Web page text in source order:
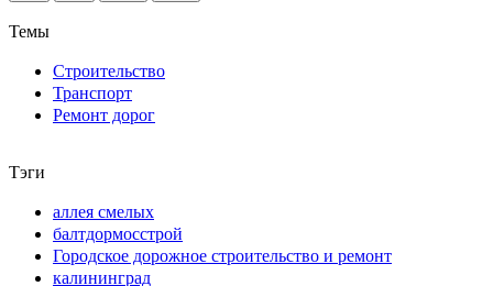
Темы
Строительство
Транспорт
Ремонт дорог
Тэги
аллея смелых
балтдормосстрой
Городское дорожное строительство и ремонт
калининград